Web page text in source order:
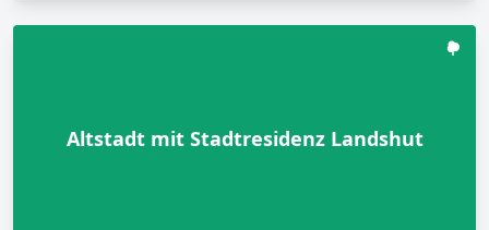
Altstadt mit Stadtresidenz Landshut